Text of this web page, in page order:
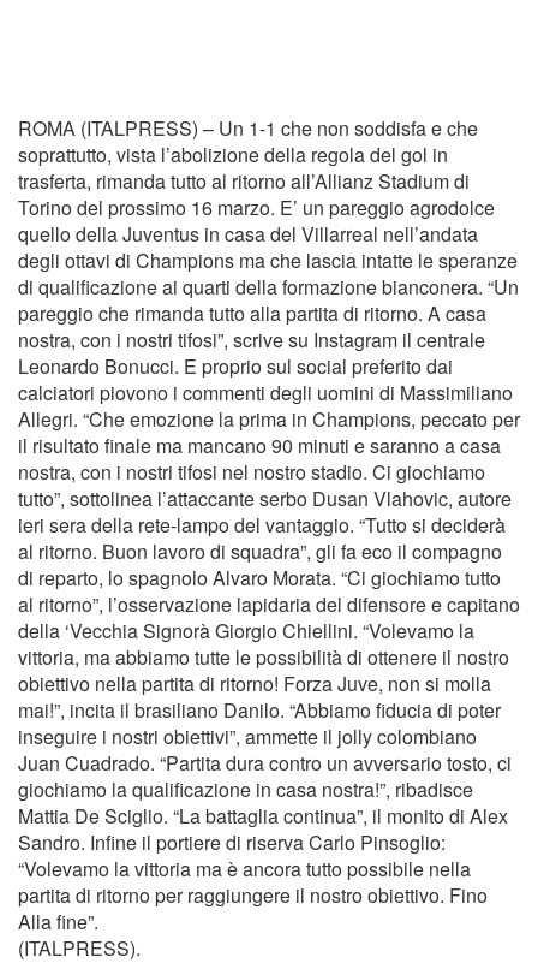
ROMA (ITALPRESS) – Un 1-1 che non soddisfa e che
soprattutto, vista l’abolizione della regola del gol in
trasferta, rimanda tutto al ritorno all’Allianz Stadium di
Torino del prossimo 16 marzo. E’ un pareggio agrodolce
quello della Juventus in casa del Villarreal nell’andata
degli ottavi di Champions ma che lascia intatte le speranze
di qualificazione ai quarti della formazione bianconera. “Un
pareggio che rimanda tutto alla partita di ritorno. A casa
nostra, con i nostri tifosi”, scrive su Instagram il centrale
Leonardo Bonucci. E proprio sul social preferito dai
calciatori piovono i commenti degli uomini di Massimiliano
Allegri. “Che emozione la prima in Champions, peccato per
il risultato finale ma mancano 90 minuti e saranno a casa
nostra, con i nostri tifosi nel nostro stadio. Ci giochiamo
tutto”, sottolinea l’attaccante serbo Dusan Vlahovic, autore
ieri sera della rete-lampo del vantaggio. “Tutto si deciderà
al ritorno. Buon lavoro di squadra”, gli fa eco il compagno
di reparto, lo spagnolo Alvaro Morata. “Ci giochiamo tutto
al ritorno”, l’osservazione lapidaria del difensore e capitano
della ‘Vecchia Signorà Giorgio Chiellini. “Volevamo la
vittoria, ma abbiamo tutte le possibilità di ottenere il nostro
obiettivo nella partita di ritorno! Forza Juve, non si molla
mai!”, incita il brasiliano Danilo. “Abbiamo fiducia di poter
inseguire i nostri obiettivi”, ammette il jolly colombiano
Juan Cuadrado. “Partita dura contro un avversario tosto, ci
giochiamo la qualificazione in casa nostra!”, ribadisce
Mattia De Sciglio. “La battaglia continua”, il monito di Alex
Sandro. Infine il portiere di riserva Carlo Pinsoglio:
“Volevamo la vittoria ma è ancora tutto possibile nella
partita di ritorno per raggiungere il nostro obiettivo. Fino
Alla fine”.
(ITALPRESS).